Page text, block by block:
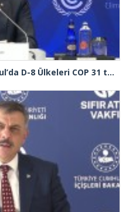
COP31 Başkanı Kurum, İstanbul’da D-8 Ülkeleri COP 31 toplantısına başkanlık etti